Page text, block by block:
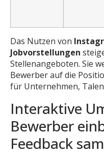
Das Nutzen von
Jobvorstellungen
Stellenangeboten. Sie
Bewerber auf die
für Unternehmen,
Interaktive
Bewerber
Feedback